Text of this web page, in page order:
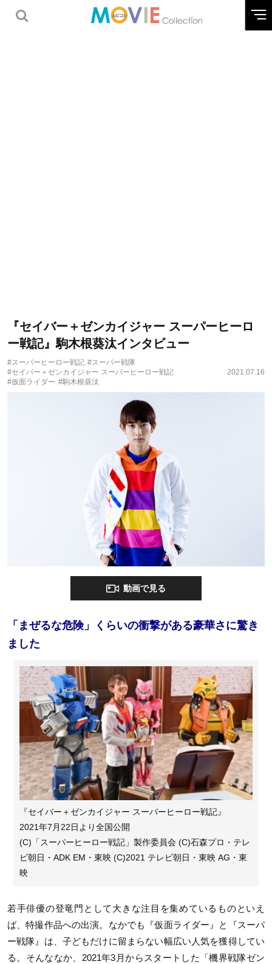
『セイバー＋ゼンカイジャー スーパーヒーロ
ー戦記』駒木根葵汰インタビュー
#スーパーヒーロー戦記 #スーパー戦隊
#セイバー＋ゼンカイジャー スーパーヒーロー戦記
#仮面ライダー #駒木根葵汰
2021.07.16
動画で見る
「まぜるな危険」くらいの衝撃がある豪華さに驚き
ました
『セイバー＋ゼンカイジャー スーパーヒーロー戦記』
2021年7月22日より全国公開
(C)「スーパーヒーロー戦記」製作委員会 (C)石森プロ・テレ
ビ朝日・ADK EM・東映 (C)2021 テレビ朝日・東映 AG・東
映
若手俳優の登竜門として大きな注目を集めているものといえ
ば、特撮作品への出演。なかでも『仮面ライダー』と『スーパ
ー戦隊』は、子どもだけに留まらない幅広い人気を獲得してい
る。そんななか、2021年3月からスタートした「機界戦隊ゼン